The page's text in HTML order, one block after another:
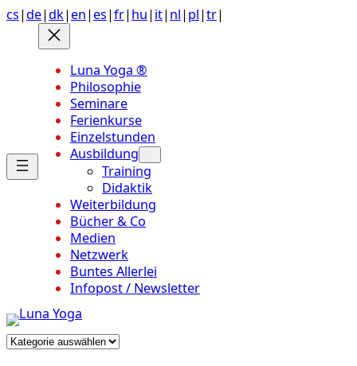
Anchor
Zum
Inhalt
springen
cs|de|dk| en| es|fr| hu| it| nl| pl|tr|
Luna Yoga ®
Philosophie
Seminare
Ferienkurse
Einzelstunden
Ausbildung
Training
Didaktik
Weiterbildung
Bücher & Co
Medien
Netzwerk
Buntes Allerlei
Infopost / Newsletter
Kategorien